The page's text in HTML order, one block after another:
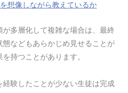
想像しながら教えているか
多層化して複雑な場合は、最終
などもあらかじめ見せることが
持つことがあります。
験したことが少ない生徒は完成